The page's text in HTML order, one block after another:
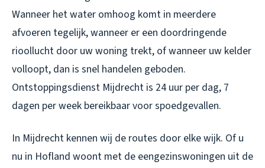
Wanneer het water omhoog komt in meerdere
afvoeren tegelijk, wanneer er een doordringende
rioollucht door uw woning trekt, of wanneer uw kelder
volloopt, dan is snel handelen geboden.
Ontstoppingsdienst Mijdrecht is 24 uur per dag, 7
dagen per week bereikbaar voor spoedgevallen.
In Mijdrecht kennen wij de routes door elke wijk. Of u
nu in Hofland woont met de eengezinswoningen uit de